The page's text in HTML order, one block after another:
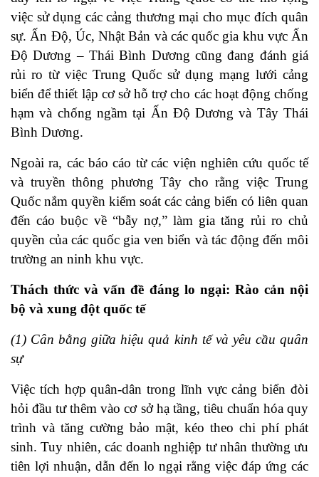
việc sử dụng các cảng thương mại cho mục đích quân
sự. Ấn Độ, Úc, Nhật Bản và các quốc gia khu vực Ấn
Độ Dương – Thái Bình Dương cũng đang đánh giá
rủi ro từ việc Trung Quốc sử dụng mạng lưới cảng
biển để thiết lập cơ sở hỗ trợ cho các hoạt động chống
hạm và chống ngầm tại Ấn Độ Dương và Tây Thái
Bình Dương.
Ngoài ra, các báo cáo từ các viện nghiên cứu quốc tế
và truyền thông phương Tây cho rằng việc Trung
Quốc nắm quyền kiểm soát các cảng biển có liên quan
đến cáo buộc về “bẫy nợ,” làm gia tăng rủi ro chủ
quyền của các quốc gia ven biển và tác động đến môi
trường an ninh khu vực.
Thách thức và vấn đề đáng lo ngại: Rào cản nội
bộ và xung đột quốc tế
(1) Cân bằng giữa hiệu quả kinh tế và yêu cầu quân
sự
Việc tích hợp quân-dân trong lĩnh vực cảng biển đòi
hỏi đầu tư thêm vào cơ sở hạ tầng, tiêu chuẩn hóa quy
trình và tăng cường bảo mật, kéo theo chi phí phát
sinh. Tuy nhiên, các doanh nghiệp tư nhân thường ưu
tiên lợi nhuận, dẫn đến lo ngại rằng việc đáp ứng các